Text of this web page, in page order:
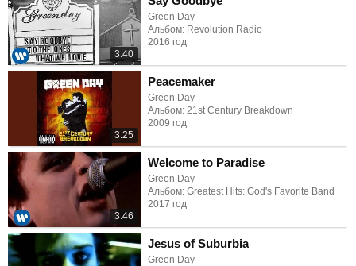
3:40
Green Day
Альбом: Revolution Radio
2016 год
3:25
Peacemaker
Green Day
Альбом: 21st Century Breakdown
2009 год
3:46
Welcome to Paradise
Green Day
Альбом: Greatest Hits: God's Favorite Band
2017 год
Jesus of Suburbia
Green Day